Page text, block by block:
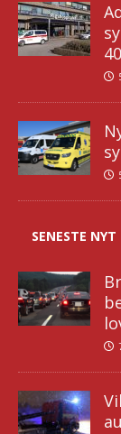
SENESTE